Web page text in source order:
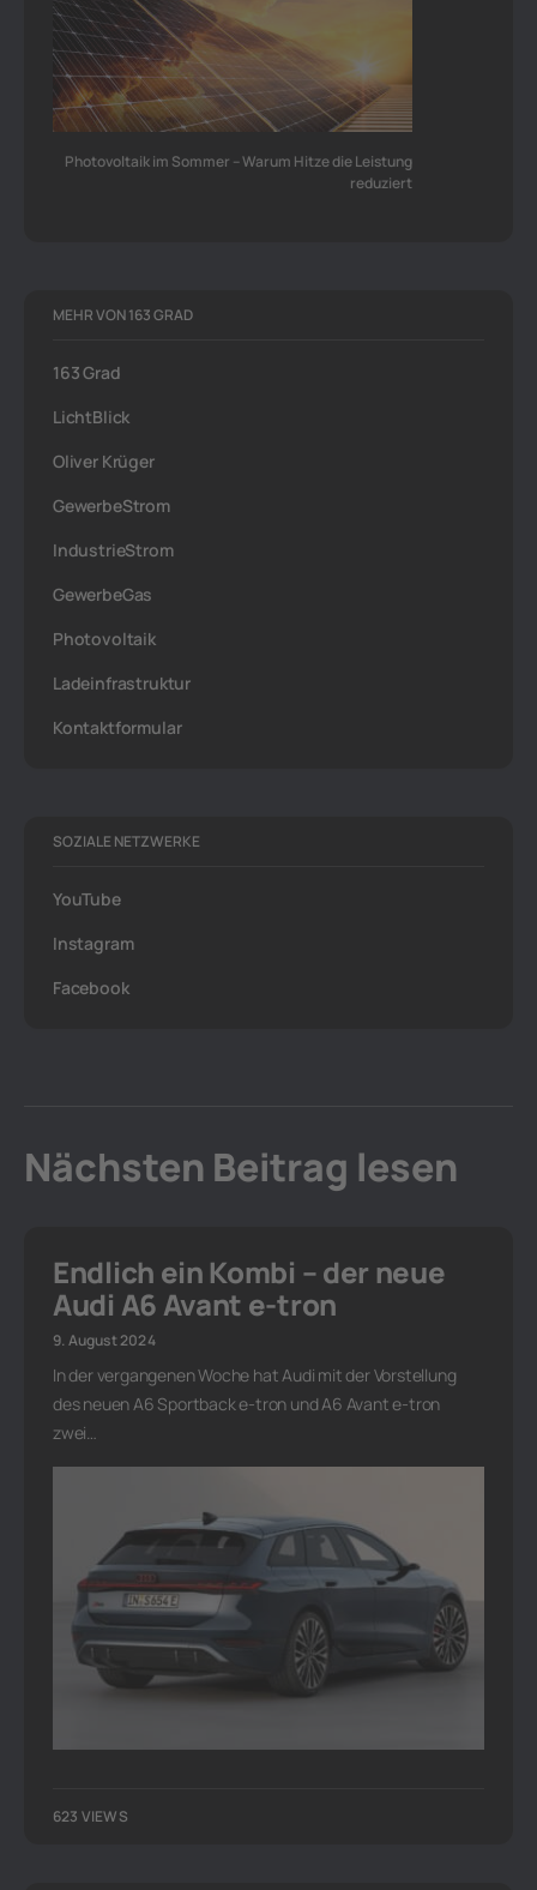
Photovoltaik im Sommer – Warum Hitze die Leistung
reduziert
MEHR VON 163 GRAD
163 Grad
LichtBlick
Oliver Krüger
GewerbeStrom
IndustrieStrom
GewerbeGas
Photovoltaik
Ladeinfrastruktur
Kontaktformular
SOZIALE NETZWERKE
YouTube
Instagram
Facebook
Nächsten Beitrag lesen
Endlich ein Kombi – der neue
Audi A6 Avant e-tron
9. August 2024
In der vergangenen Woche hat Audi mit der Vorstellung
des neuen A6 Sportback e-tron und A6 Avant e-tron
zwei…
623 VIEWS